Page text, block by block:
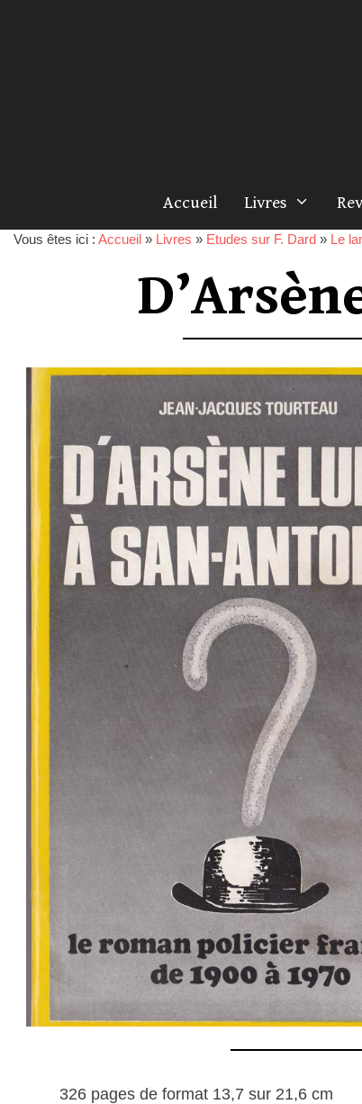
Accueil Livres
Vous êtes ici : Accueil » Livres » Etudes sur F. Dard » Le
326 pages de format 13,7 sur 21,6 cm